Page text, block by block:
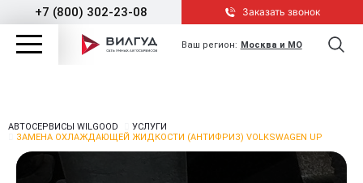
+7 (800) 302-23-08 Заказать звонок
Ваш регион: Москва и МО
АВТОСЕРВИСЫ WILGOOD
УСЛУГИ
ЗАМЕНА ОХЛАЖДАЮЩЕЙ ЖИДКОСТИ (АНТИФРИЗ) VOLKSWAGEN UP